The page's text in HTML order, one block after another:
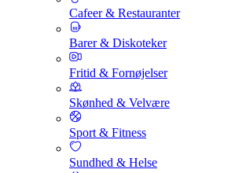
Cafeer & Restauranter
Barer & Diskoteker
Fritid & Fornøjelser
Skønhed & Velvære
Sport & Fitness
Sundhed & Helse